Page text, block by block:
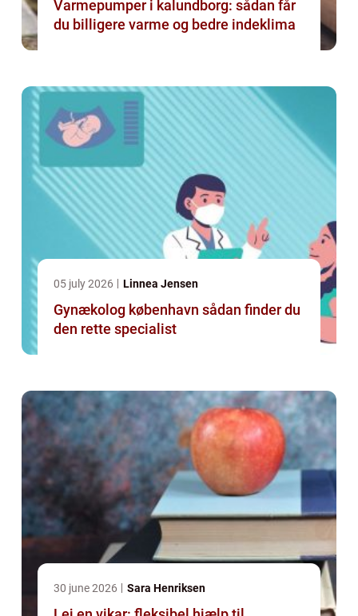
Varmepumper i kalundborg: sådan får
du billigere varme og bedre indeklima
05 july 2026 Linnea Jensen
Gynækolog københavn sådan finder du
den rette specialist
30 june 2026 Sara Henriksen